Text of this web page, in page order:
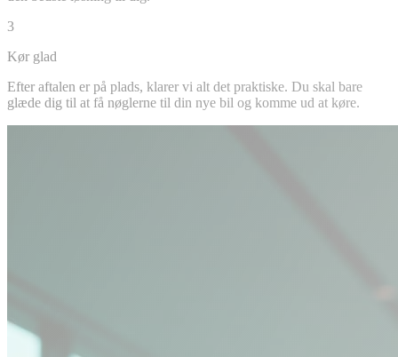
3
Kør glad
Efter aftalen er på plads, klarer vi alt det praktiske. Du skal bare
glæde dig til at få nøglerne til din nye bil og komme ud at køre.